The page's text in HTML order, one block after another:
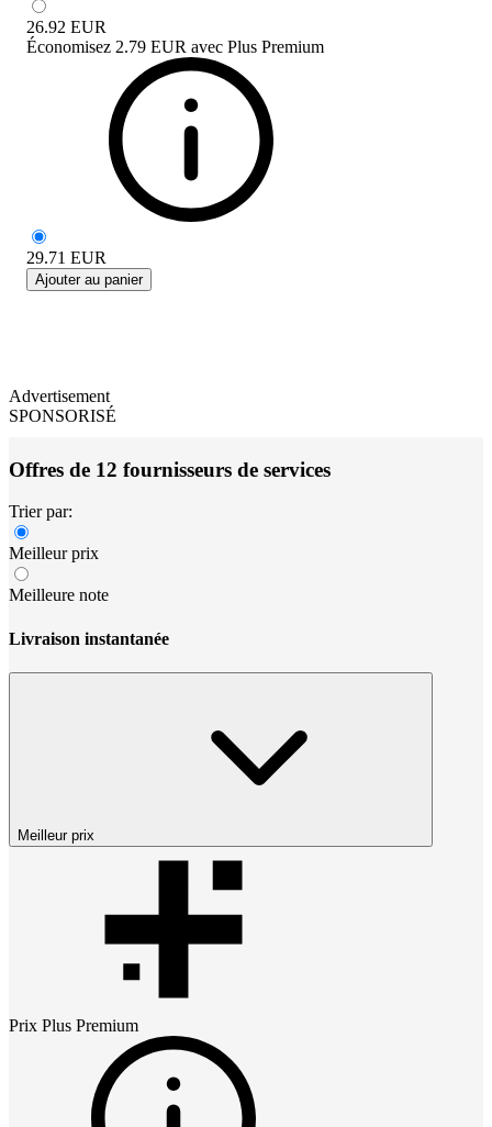
26.92 EUR
Économisez 2.79 EUR avec Plus Premium
29.71 EUR
Ajouter au panier
Advertisement
SPONSORISÉ
Offres de 12 fournisseurs de services
Trier par:
Meilleur prix
Meilleure note
Livraison instantanée
Meilleur prix
Prix Plus Premium